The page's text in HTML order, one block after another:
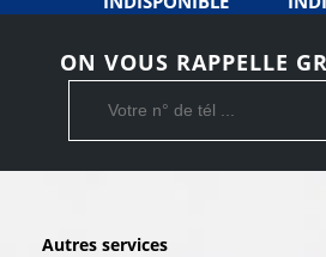
ON VOUS RAPPELLE
Autres services